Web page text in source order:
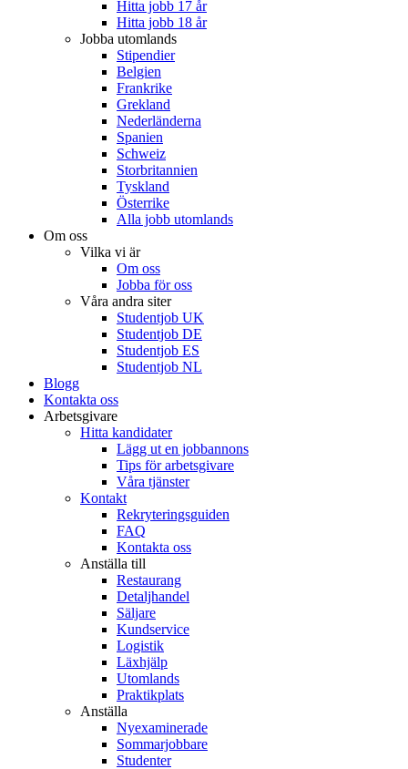
Hitta jobb 17 år
Hitta jobb 18 år
Jobba utomlands
Stipendier
Belgien
Frankrike
Grekland
Nederländerna
Spanien
Schweiz
Storbritannien
Tyskland
Österrike
Alla jobb utomlands
Om oss
Vilka vi är
Om oss
Jobba för oss
Våra andra siter
Studentjob UK
Studentjob DE
Studentjob ES
Studentjob NL
Blogg
Kontakta oss
Arbetsgivare
Hitta kandidater
Lägg ut en jobbannons
Tips för arbetsgivare
Våra tjänster
Kontakt
Rekryteringsguiden
FAQ
Kontakta oss
Anställa till
Restaurang
Detaljhandel
Säljare
Kundservice
Logistik
Läxhjälp
Utomlands
Praktikplats
Anställa
Nyexaminerade
Sommarjobbare
Studenter